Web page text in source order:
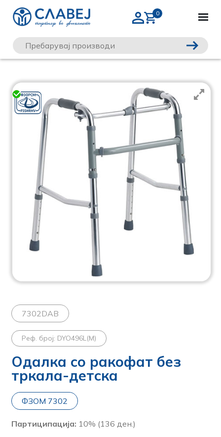
7302DAB
Реф. број: DYO496L(M)
Одалка со ракофат без
тркала-детска
ФЗОМ 7302
Партиципација: 10% (136 ден.)